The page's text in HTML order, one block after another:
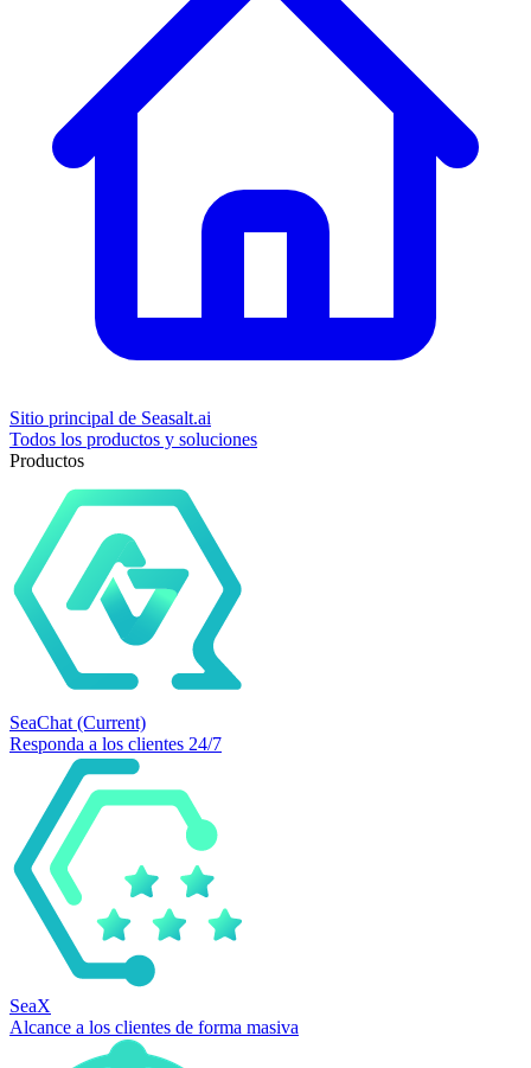
Sitio principal de Seasalt.ai
Todos los productos y soluciones
Productos
SeaChat (Current)
Responda a los clientes 24/7
SeaX
Alcance a los clientes de forma masiva